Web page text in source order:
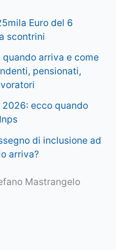
Euro del 6
scontrini
arriva e come
pensionati,
ecco quando
di inclusione ad
arriva?
Mastrangelo